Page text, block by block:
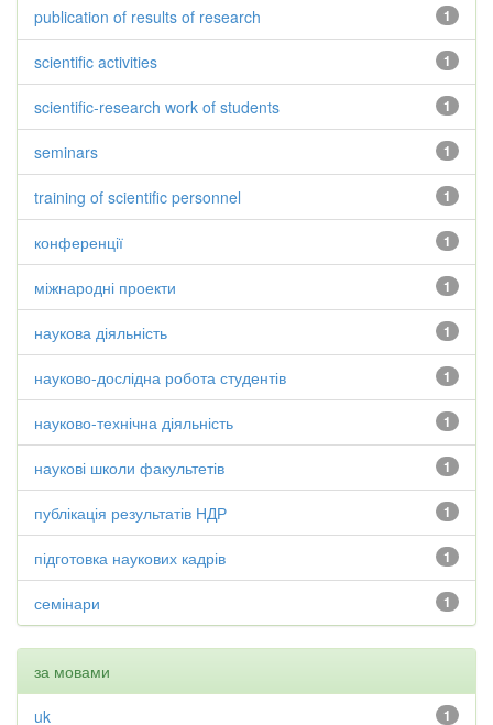
1
publication of results of research
1
scientific activities
1
scientific-research work of students
1
seminars
1
training of scientific personnel
1
конференції
1
міжнародні проекти
1
наукова діяльність
1
науково-дослідна робота студентів
1
науково-технічна діяльність
1
наукові школи факультетів
1
публікація результатів НДР
1
підготовка наукових кадрів
1
семінари
за мовами
1
uk